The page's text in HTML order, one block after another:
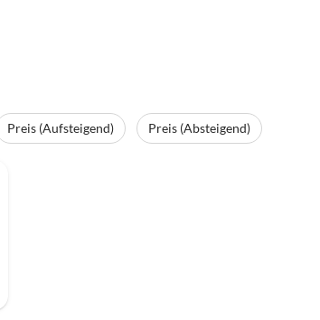
Preis (Aufsteigend) Preis (Absteigend)